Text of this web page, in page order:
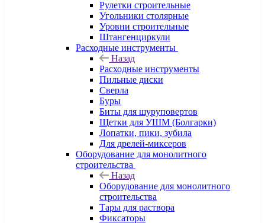
Рулетки строительные
Угольники столярные
Уровни строительные
Штангенциркули
Расходные инструменты
Назад
Расходные инструменты
Пильные диски
Сверла
Буры
Биты для шуруповертов
Щетки для УШМ (Болгарки)
Лопатки, пики, зубила
Для дрелей-миксеров
Оборудование для монолитного
строительства
Назад
Оборудование для монолитного
строительства
Тары для раствора
Фиксаторы